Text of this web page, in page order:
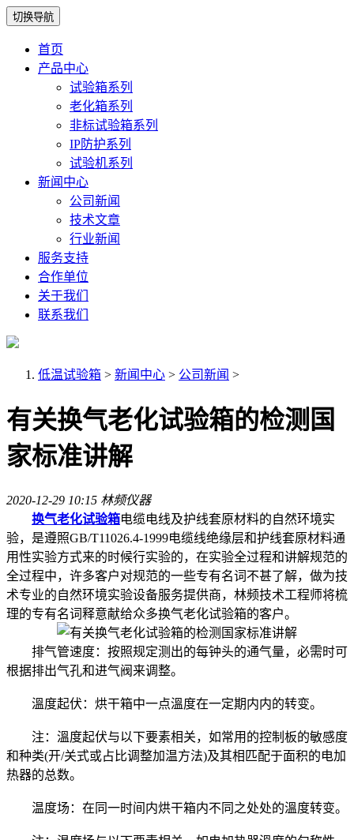
切换导航
首页
产品中心
试验箱系列
老化箱系列
非标试验箱系列
IP防护系列
试验机系列
新闻中心
公司新闻
技术文章
行业新闻
服务支持
合作单位
关于我们
联系我们
低温试验箱 > 新闻中心 > 公司新闻 >
有关换气老化试验箱的检测国
家标准讲解
2020-12-29 10:15 林频仪器
换气老化试验箱电缆电线及护线套原材料的自然环境实
验，是遵照GB/T11026.4-1999电缆线绝缘层和护线套原材料通
用性实验方式来的时候行实验的，在实验全过程和讲解规范的
全过程中，许多客户对规范的一些专有名词不甚了解，做为技
术专业的自然环境实验设备服务提供商，林频技术工程师将梳
理的专有名词释意献给众多换气老化试验箱的客户。
排气管速度：按照规定测出的每钟头的通气量，必需时可
根据排出气孔和进气阀来调整。
溫度起伏：烘干箱中一点溫度在一定期内内的转变。
注：溫度起伏与以下要素相关，如常用的控制板的敏感度
和种类(开/关式或占比调整加温方法)及其相匹配于面积的电加
热器的总数。
温度场：在同一时间内烘干箱内不同之处处的溫度转变。